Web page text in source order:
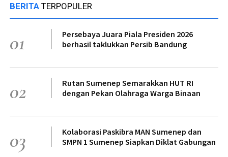
BERITA TERPOPULER
01
Persebaya Juara Piala Presiden 2026
berhasil taklukkan Persib Bandung
02
Rutan Sumenep Semarakkan HUT RI
dengan Pekan Olahraga Warga Binaan
03
Kolaborasi Paskibra MAN Sumenep dan
SMPN 1 Sumenep Siapkan Diklat Gabungan